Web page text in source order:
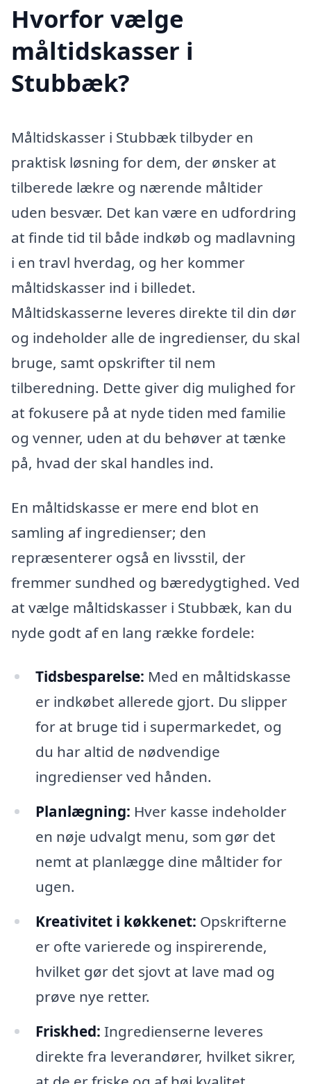
Hvorfor vælge
måltidskasser i
Stubbæk?
Måltidskasser i Stubbæk tilbyder en
praktisk løsning for dem, der ønsker at
tilberede lækre og nærende måltider
uden besvær. Det kan være en udfordring
at finde tid til både indkøb og madlavning
i en travl hverdag, og her kommer
måltidskasser ind i billedet.
Måltidskasserne leveres direkte til din dør
og indeholder alle de ingredienser, du skal
bruge, samt opskrifter til nem
tilberedning. Dette giver dig mulighed for
at fokusere på at nyde tiden med familie
og venner, uden at du behøver at tænke
på, hvad der skal handles ind.
En måltidskasse er mere end blot en
samling af ingredienser; den
repræsenterer også en livsstil, der
fremmer sundhed og bæredygtighed. Ved
at vælge måltidskasser i Stubbæk, kan du
nyde godt af en lang række fordele:
Tidsbesparelse: Med en måltidskasse
er indkøbet allerede gjort. Du slipper
for at bruge tid i supermarkedet, og
du har altid de nødvendige
ingredienser ved hånden.
Planlægning: Hver kasse indeholder
en nøje udvalgt menu, som gør det
nemt at planlægge dine måltider for
ugen.
Kreativitet i køkkenet: Opskrifterne
er ofte varierede og inspirerende,
hvilket gør det sjovt at lave mad og
prøve nye retter.
Friskhed: Ingredienserne leveres
direkte fra leverandører, hvilket sikrer,